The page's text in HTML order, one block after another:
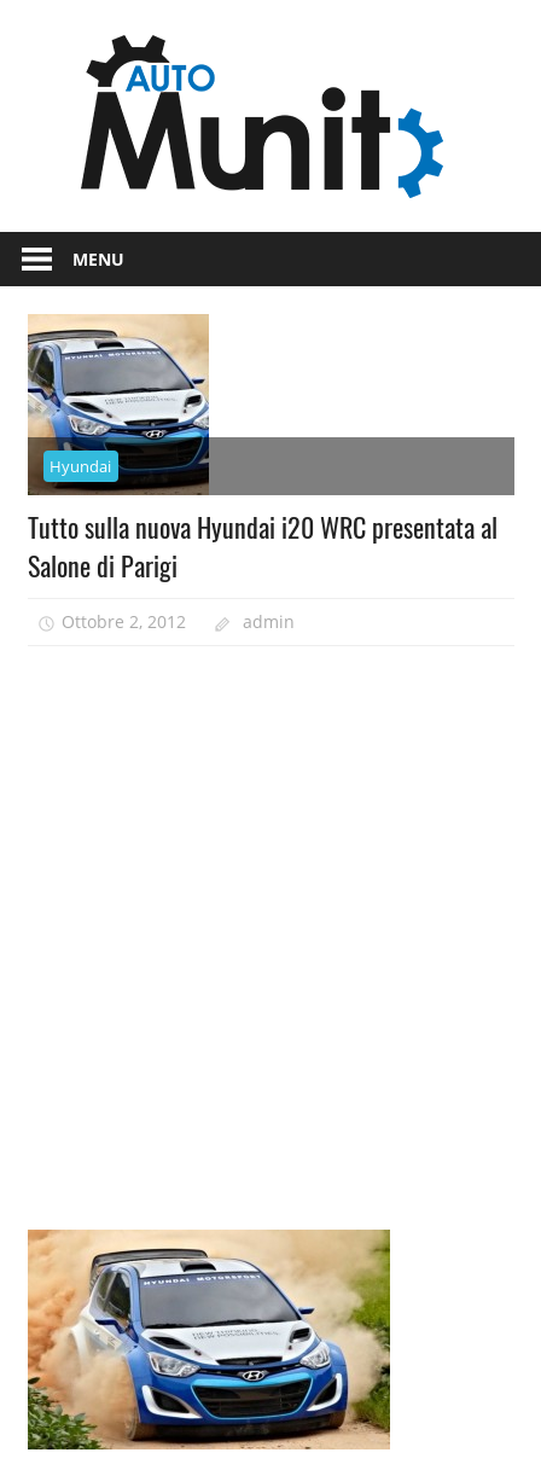
e
dal
mondo
dei
motori
MENU
Hyundai
Tutto sulla nuova Hyundai i20 WRC presentata al
Salone di Parigi
Ottobre 2, 2012 admin